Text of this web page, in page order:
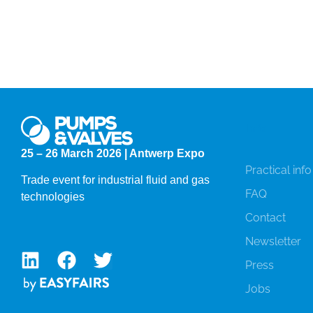
25 – 26 March 2026 | Antwerp Expo
Trade event for industrial fluid and gas
technologies
Practical info
FAQ
Contact
Newsletter
Press
Jobs